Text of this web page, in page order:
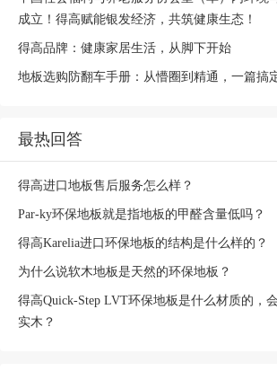
成立！得高赋能银发经济，共筑健康生态！
得高品牌：健康家居生活，从脚下开始
地板选购防翻车手册：从懵圈到精通，一篇搞
最热回答
得高进口地板售后服务怎么样？
Par-ky环保地板就是指地板的甲醛含量低吗？
得高Karelia进口环保地板的结构是什么样的？
为什么说软木地板是天然的环保地板？
得高Quick-Step LVT环保地板是什么材质的，
实木？